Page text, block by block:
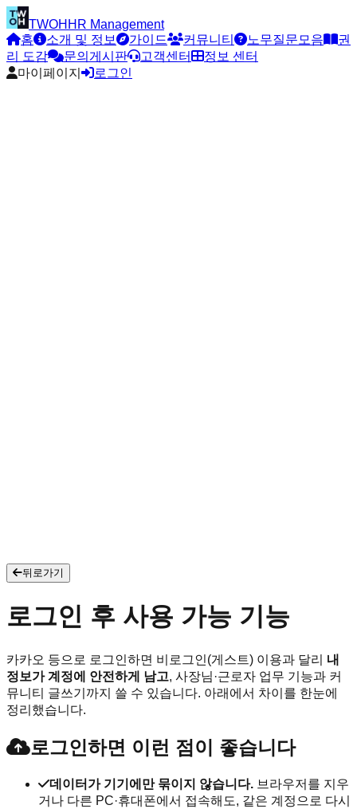
TWOH HR Management
홈
소개 및 정보 가이드 커뮤니티 노무질문모음
권
리 도감
문의게시판 고객센터
정보 센터
마이페이지
로그인
뒤로가기
로그인 후 사용 가능 기능
카카오 등으로 로그인하면 비로그인(게스트) 이용과 달리 내
정보가 계정에 안전하게 남고, 사장님·근로자 업무 기능과 커
뮤니티 글쓰기까지 쓸 수 있습니다. 아래에서 차이를 한눈에
정리했습니다.
로그인하면 이런 점이 좋습니다
데이터가 기기에만 묶이지 않습니다. 브라우저를 지우
거나 다른 PC·휴대폰에서 접속해도, 같은 계정으로 다시